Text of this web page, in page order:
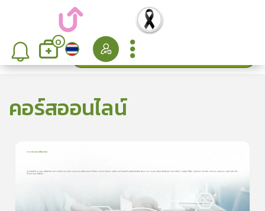
0
เรียงลำดับ
คอร์สออนไลน์
การตรวจแมมโมแกรม
ผู้เรียนได้ทราบเทคโนโลยีทางด้านดิจิตอล ในการตรวจแมมโมแกรม ที่ใข้ตรวจหามะเร็งเต้านมในระยะเริ่มแรกในขณะที่ยังไม่แสดงอาการ และค้นกรณีที่พบการผิดปถติ รวมถึงใช้ในการติดตามรายการที่ ตรวจพนความผิดปกติที่
ไม่สามารถชี้ชัดได้
1 บทเรียน 7นาที